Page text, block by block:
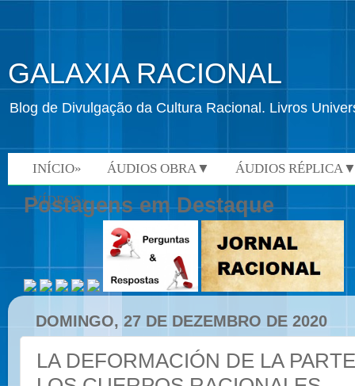
GALAXIA RACIONAL
Blog de Divulgação da Cultura Racional. Livros
INÍCIO» ÁUDIOS OBRA▼ ÁUDIOS
VÍDEOS»
Postagens em Destaque
DOMINGO, 27 DE DEZEMBRO DE 2020
LA DEFORMACIÓN DE LA